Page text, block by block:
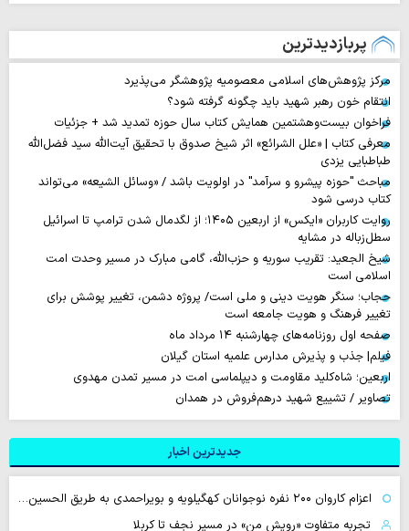
پربازدیدترین
مرکز پژوهش‌های اسلامی معصومیه پژوهشگر می‌پذیرد
انتقام خون رهبر شهید باید چگونه گرفته شود؟
فراخوان بیست‌وهشتمین همایش کتاب سال حوزه تمدید شد + جزئیات
معرفی کتاب | «علل الشرائع» اثر شیخ صدوق با تحقیق آیت‌الله سید فضل‌الله
طباطبایی یزدی
مباحث "حوزه پیشرو و سرآمد" در اولویت باشد / «وسائل الشیعه» می‌تواند
کتاب درسی شود
روایت‌ کاربران «ایکس» از اربعین ۱۴۰۵؛ از لگدمال شدن ترامپ تا اسرائیل
سطل‌زباله‌ در مشایه
شیخ الجعید: تقریب سوریه و حزب‌الله، گامی مبارک در مسیر وحدت امت
اسلامی است
حجاب؛ سنگر هویت دینی و ملی است/ پروژه دشمن، تغییر پوشش برای
تغییر فرهنگ و هویت جامعه است
صفحه اول روزنامه‌های چهارشنبه ۱۴ مرداد ماه
فیلم| جذب و پذیرش مدارس علمیه استان گیلان
اربعین؛ شاه‌کلید مقاومت و دیپلماسی امت در مسیر تمدن مهدوی
تصاویر / تشییع شهید درهم‌فروش در همدان
جدیدترین اخبار
اعزام کاروان ۲۰۰ نفره نوجوانان کهگیلویه و بویراحمدی به طریق الحسین…
تجربه متفاوت «رویش من» در مسیر نجف تا کربلا